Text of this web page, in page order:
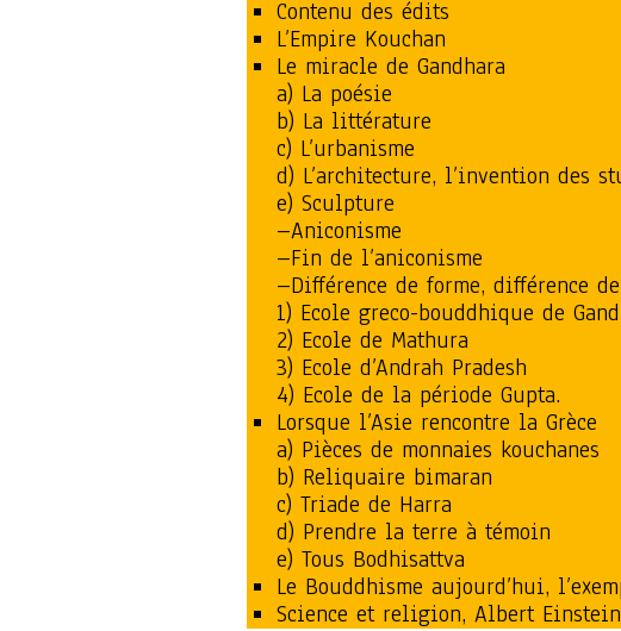
Contenu des édits
L’Empire Kouchan
Le miracle de Gandhara
a) La poésie
b) La littérature
c) L’urbanisme
d) L’architecture, l’invention des
e) Sculpture
–Aniconisme
–Fin de l’aniconisme
–Différence de forme, différence
1) Ecole greco-bouddhique de
2) Ecole de Mathura
3) Ecole d’Andrah Pradesh
4) Ecole de la période Gupta.
Lorsque l’Asie rencontre la Grèce
a) Pièces de monnaies kouchanes
b) Reliquaire bimaran
c) Triade de Harra
d) Prendre la terre à témoin
e) Tous Bodhisattva
Le Bouddhisme aujourd’hui,
Science et religion, Albert